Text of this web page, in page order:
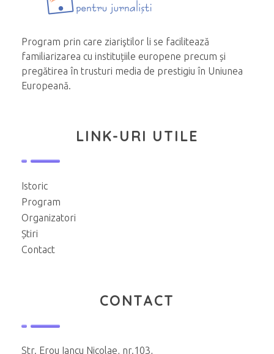
Program prin care ziariştilor li se facilitează
familiarizarea cu instituțiile europene precum și
pregătirea în trusturi media de prestigiu în Uniunea
Europeană.
LINK-URI UTILE
Istoric
Program
Organizatori
Știri
Contact
CONTACT
Str. Erou Iancu Nicolae, nr.103,